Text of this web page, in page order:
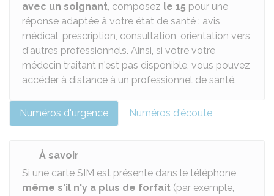
avec un soignant, composez le 15 pour une
réponse adaptée à votre état de santé : avis
médical, prescription, consultation, orientation vers
d'autres professionnels. Ainsi, si votre votre
médecin traitant n'est pas disponible, vous pouvez
accéder à distance à un professionnel de santé.
Numéros d'urgence Numéros d'écoute
À savoir
Si une carte SIM est présente dans le téléphone
même s'il n'y a plus de forfait (par exemple,